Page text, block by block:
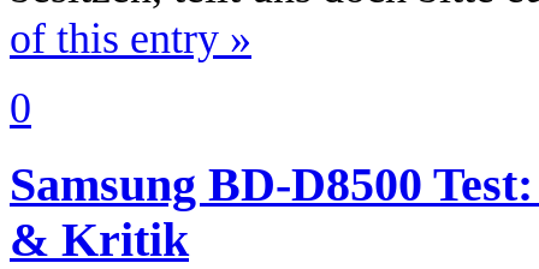
of this entry »
0
Samsung BD-D8500
& Kritik